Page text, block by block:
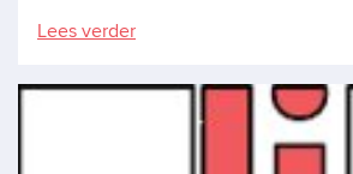
Lees verder